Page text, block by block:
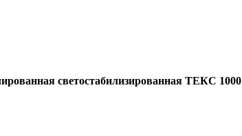
светостабилизированная ТЕКС 1000